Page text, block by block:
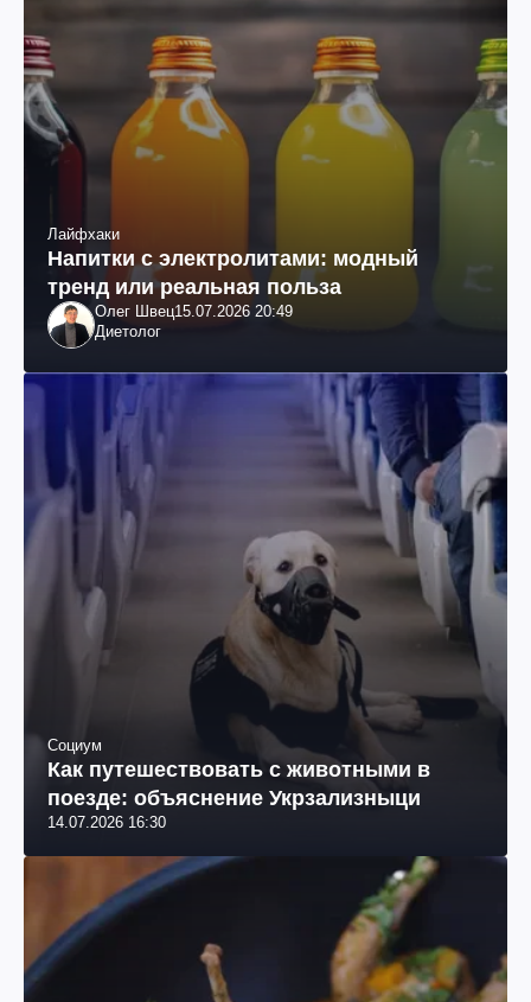
Лайфхаки
Напитки с электролитами: модный
тренд или реальная польза
Олег Швец15.07.2026 20:49
Диетолог
Социум
Как путешествовать с животными в
поезде: объяснение Укрзализныци
14.07.2026 16:30